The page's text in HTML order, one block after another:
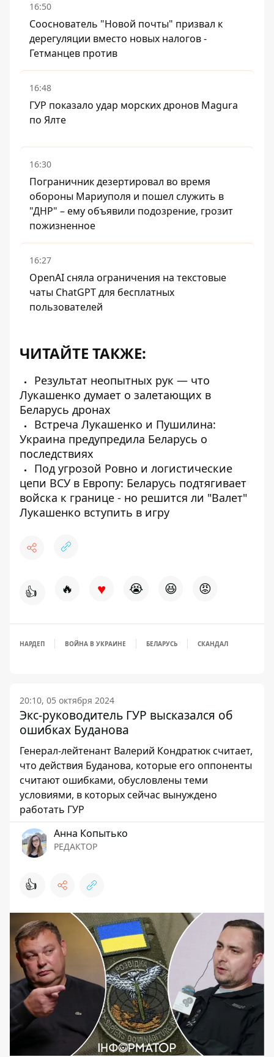
16:50
Сооснователь "Новой почты" призвал к
дерегуляции вместо новых налогов -
Гетманцев против
16:48
ГУР показало удар морских дронов Magura
по Ялте
16:30
Пограничник дезертировал во время
обороны Мариуполя и пошел служить в
"ДНР" – ему объявили подозрение, грозит
пожизненное
16:27
OpenAI сняла ограничения на текстовые
чаты ChatGPT для бесплатных
пользователей
ЧИТАЙТЕ ТАКЖЕ:
Результат неопытных рук — что
Лукашенко думает о залетающих в
Беларусь дронах
Встреча Лукашенко и Пушилина:
Украина предупредила Беларусь о
последствиях
Под угрозой Ровно и логистические
цепи ВСУ в Европу: Беларусь подтягивает
войска к границе - но решится ли "Валет"
Лукашенко вступить в игру
👍 🔥 ♥ 😭 😆 😡
НАРДЕП ВОЙНА В УКРАИНЕ БЕЛАРУСЬ СКАНДАЛ
20:10, 05 октября 2024
Экс-руководитель ГУР высказался об
ошибках Буданова
Генерал-лейтенант Валерий Кондратюк считает,
что действия Буданова, которые его оппоненты
считают ошибками, обусловлены теми
условиями, в которых сейчас вынуждено
работать ГУР
Анна Копытько
РЕДАКТОР
👍